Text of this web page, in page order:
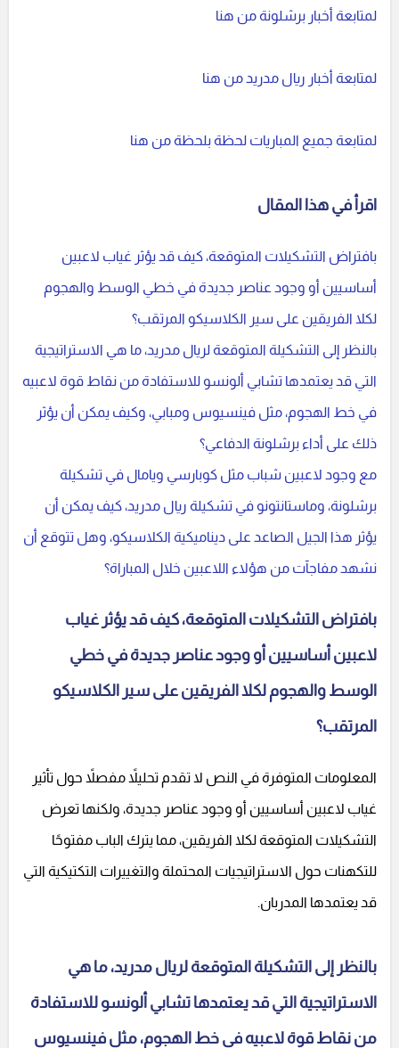
لمتابعة أخبار برشلونة من هنا
لمتابعة أخبار ريال مدريد من هنا
لمتابعة جميع المباريات لحظة بلحظة من هنا
اقرأ في هذا المقال
بافتراض التشكيلات المتوقعة، كيف قد يؤثر غياب لاعبين
أساسيين أو وجود عناصر جديدة في خطي الوسط والهجوم
لكلا الفريقين على سير الكلاسيكو المرتقب؟
بالنظر إلى التشكيلة المتوقعة لريال مدريد، ما هي الاستراتيجية
التي قد يعتمدها تشابي ألونسو للاستفادة من نقاط قوة لاعبيه
في خط الهجوم، مثل فينسيوس ومبابي، وكيف يمكن أن يؤثر
ذلك على أداء برشلونة الدفاعي؟
مع وجود لاعبين شباب مثل كوبارسي ويامال في تشكيلة
برشلونة، وماستانتونو في تشكيلة ريال مدريد، كيف يمكن أن
يؤثر هذا الجيل الصاعد على ديناميكية الكلاسيكو، وهل تتوقع أن
نشهد مفاجآت من هؤلاء اللاعبين خلال المباراة؟
بافتراض التشكيلات المتوقعة، كيف قد يؤثر غياب
لاعبين أساسيين أو وجود عناصر جديدة في خطي
الوسط والهجوم لكلا الفريقين على سير الكلاسيكو
المرتقب؟
المعلومات المتوفرة في النص لا تقدم تحليلاً مفصلاً حول تأثير
غياب لاعبين أساسيين أو وجود عناصر جديدة، ولكنها تعرض
التشكيلات المتوقعة لكلا الفريقين، مما يترك الباب مفتوحًا
للتكهنات حول الاستراتيجيات المحتملة والتغييرات التكتيكية التي
قد يعتمدها المدربان.
بالنظر إلى التشكيلة المتوقعة لريال مدريد، ما هي
الاستراتيجية التي قد يعتمدها تشابي ألونسو للاستفادة
من نقاط قوة لاعبيه في خط الهجوم، مثل فينسيوس